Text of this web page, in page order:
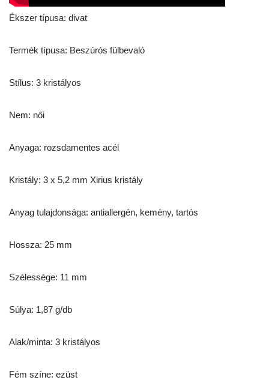
Ékszer típusa: divat
Termék típusa: Beszúrós fülbevaló
Stílus: 3 kristályos
Nem: női
Anyaga: rozsdamentes acél
Kristály: 3 x 5,2 mm Xirius kristály
Anyag tulajdonsága: antiallergén, kemény, tartós
Hossza: 25 mm
Szélessége: 11 mm
Súlya: 1,87 g/db
Alak/minta: 3 kristályos
Fém színe: ezüst